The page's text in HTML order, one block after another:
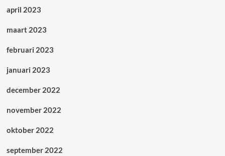
april 2023
maart 2023
februari 2023
januari 2023
december 2022
november 2022
oktober 2022
september 2022